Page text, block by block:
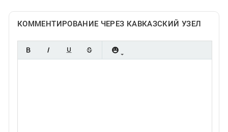
КОММЕНТИРОВАНИЕ ЧЕРЕЗ КАВКАЗСКИЙ УЗЕЛ